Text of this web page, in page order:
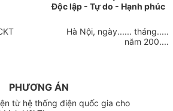
Độc lập - Tự do - Hạnh phúc
Hà Nội, ngày...... tháng.....
năm 200....
PHƯƠNG ÁN
từ hệ thống điện quốc gia cho